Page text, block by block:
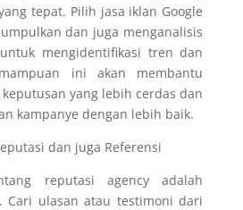
tepat. Pilih jasa iklan Google
dan juga menganalisis
mengidentifikasi tren dan
ini akan membantu
yang lebih cerdas dan
kampanye dengan lebih baik.
dan juga Referensi
reputasi agency adalah
Cari ulasan atau testimoni dari